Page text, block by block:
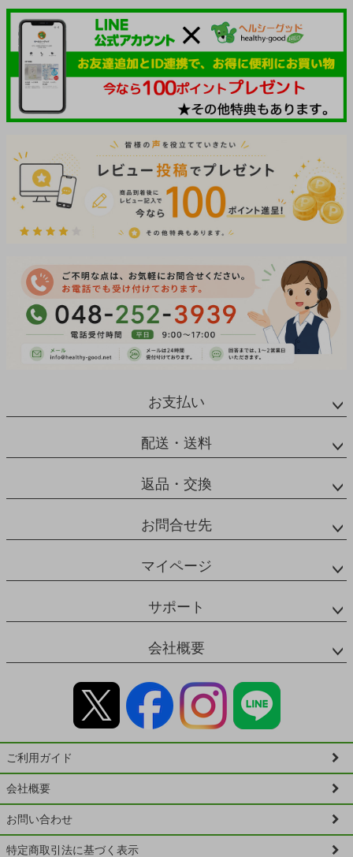
お支払い
配送・送料
返品・交換
お問合せ先
マイページ
サポート
会社概要
ご利用ガイド
会社概要
お問い合わせ
特定商取引法に基づく表示